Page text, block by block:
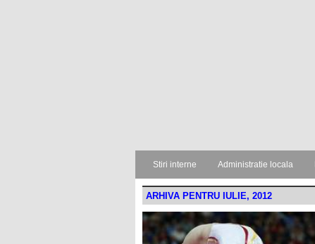
Stiri interne Administratie locala
ARHIVA PENTRU IULIE, 2012